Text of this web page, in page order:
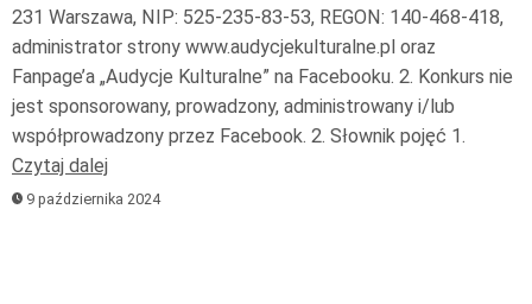
231 Warszawa, NIP: 525-235-83-53, REGON: 140-468-418,
administrator strony www.audycjekulturalne.pl oraz
Fanpage’a „Audycje Kulturalne” na Facebooku. 2. Konkurs nie
jest sponsorowany, prowadzony, administrowany i/lub
współprowadzony przez Facebook. 2. Słownik pojęć 1.
Czytaj dalej
9 października 2024